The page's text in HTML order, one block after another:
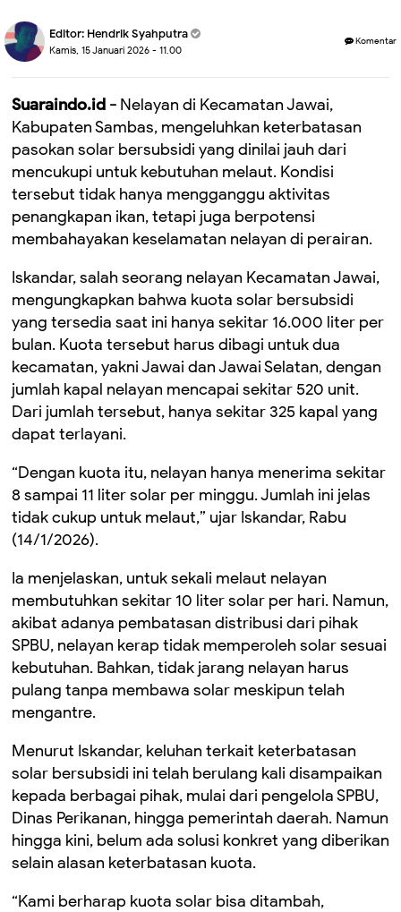
Editor: Hendrik Syahputra
Kamis, 15 Januari 2026 - 11.00
Komentar
Suaraindo.id - Nelayan di Kecamatan Jawai,
Kabupaten Sambas, mengeluhkan keterbatasan
pasokan solar bersubsidi yang dinilai jauh dari
mencukupi untuk kebutuhan melaut. Kondisi
tersebut tidak hanya mengganggu aktivitas
penangkapan ikan, tetapi juga berpotensi
membahayakan keselamatan nelayan di perairan.
Iskandar, salah seorang nelayan Kecamatan Jawai,
mengungkapkan bahwa kuota solar bersubsidi
yang tersedia saat ini hanya sekitar 16.000 liter per
bulan. Kuota tersebut harus dibagi untuk dua
kecamatan, yakni Jawai dan Jawai Selatan, dengan
jumlah kapal nelayan mencapai sekitar 520 unit.
Dari jumlah tersebut, hanya sekitar 325 kapal yang
dapat terlayani.
“Dengan kuota itu, nelayan hanya menerima sekitar
8 sampai 11 liter solar per minggu. Jumlah ini jelas
tidak cukup untuk melaut,” ujar Iskandar, Rabu
(14/1/2026).
Ia menjelaskan, untuk sekali melaut nelayan
membutuhkan sekitar 10 liter solar per hari. Namun,
akibat adanya pembatasan distribusi dari pihak
SPBU, nelayan kerap tidak memperoleh solar sesuai
kebutuhan. Bahkan, tidak jarang nelayan harus
pulang tanpa membawa solar meskipun telah
mengantre.
Menurut Iskandar, keluhan terkait keterbatasan
solar bersubsidi ini telah berulang kali disampaikan
kepada berbagai pihak, mulai dari pengelola SPBU,
Dinas Perikanan, hingga pemerintah daerah. Namun
hingga kini, belum ada solusi konkret yang diberikan
selain alasan keterbatasan kuota.
“Kami berharap kuota solar bisa ditambah,